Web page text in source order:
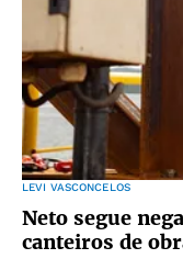
LEVI VASCONCELOS
Neto segue
canteiros de